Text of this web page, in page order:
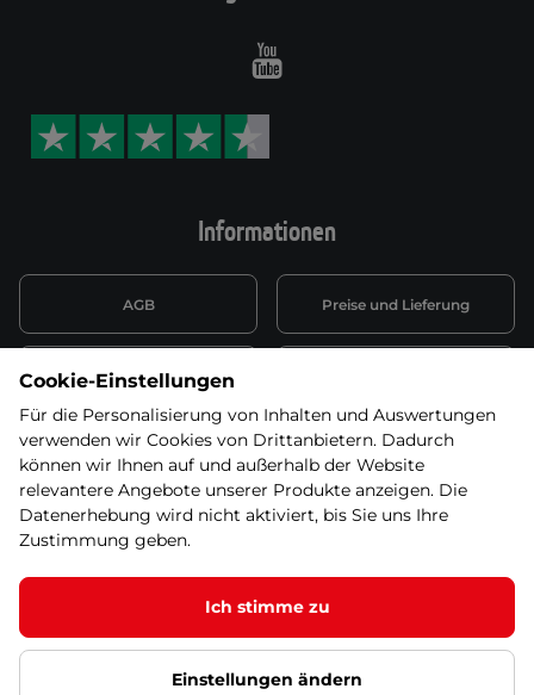
Informationen
AGB Preise und Lieferung
Datenschutzerklärung
Wiederufsbelehrung mit Link
zum Formular
Batterieentsorgung
Informationen zu Elektro-
und Elektonikgeräten
Widerruf erklären
Youtube
© 2026 SEVEN SPORT s.r.o Alle Rechte vorbehalten1
Datenschutzgrundsätze Google Datenschutz Google
Cookie-Einstellungen
Für die Personalisierung von Inhalten und Auswertungen
verwenden wir Cookies von Drittanbietern. Dadurch
können wir Ihnen auf und außerhalb der Website
relevantere Angebote unserer Produkte anzeigen. Die
Datenerhebung wird nicht aktiviert, bis Sie uns Ihre
Zustimmung geben.
Ich stimme zu
Einstellungen ändern